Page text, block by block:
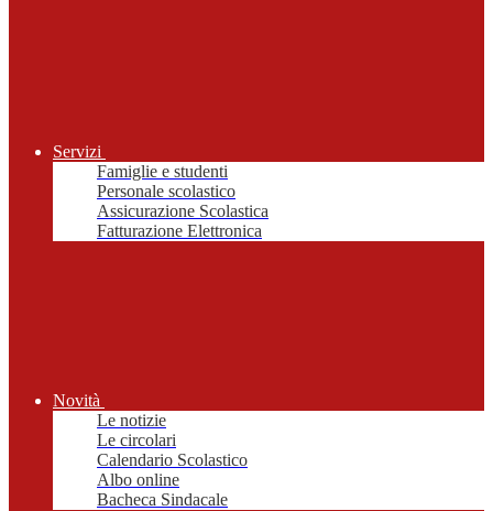
Servizi
Famiglie e studenti
Personale scolastico
Assicurazione Scolastica
Fatturazione Elettronica
Novità
Le notizie
Le circolari
Calendario Scolastico
Albo online
Bacheca Sindacale